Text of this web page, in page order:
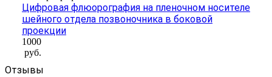
Цифровая флюорография на пленочном носителе
шейного отдела позвоночника в боковой
проекции
1000
руб.
Отзывы